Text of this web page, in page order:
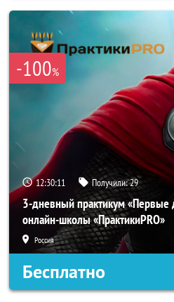
-100%
12:30:10 Получили:29
3-дневный практикум «Первые
онлайн-школы «ПрактикиPRO»
Россия
Бесплатно